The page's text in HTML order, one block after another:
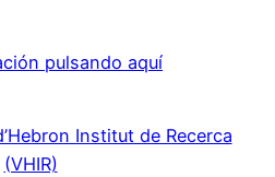
pulsando aquí
Institut de Recerca
(VHIR)